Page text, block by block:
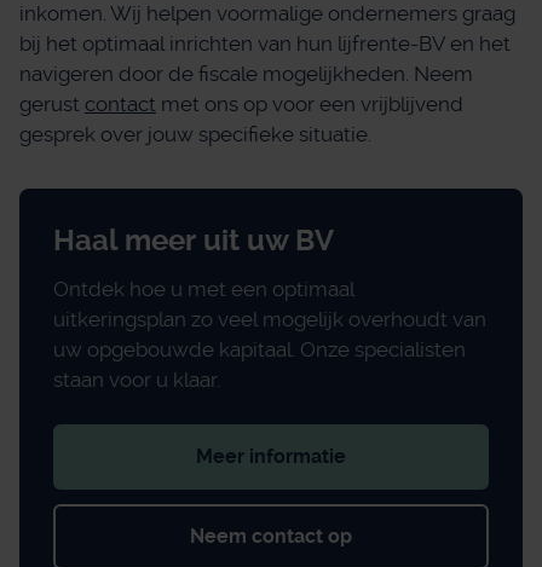
inkomen. Wij helpen voormalige ondernemers graag
bij het optimaal inrichten van hun lijfrente-BV en het
navigeren door de fiscale mogelijkheden. Neem
gerust contact met ons op voor een vrijblijvend
gesprek over jouw specifieke situatie.
Haal meer uit uw BV
Ontdek hoe u met een optimaal
uitkeringsplan zo veel mogelijk overhoudt van
uw opgebouwde kapitaal. Onze specialisten
staan voor u klaar.
Meer informatie
Neem contact op